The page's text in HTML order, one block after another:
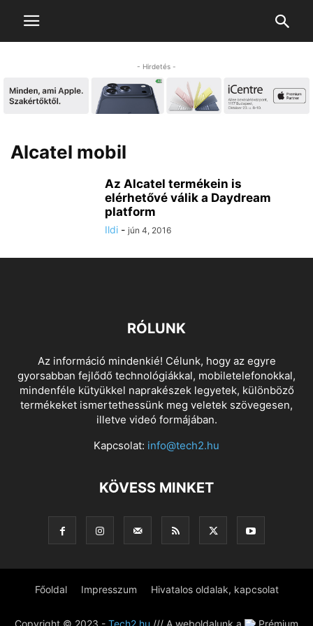
- Hirdetés -
Alcatel mobil
Az Alcatel termékein is
elérhetővé válik a Daydream
platform
Ildi - jún 4, 2016
RÓLUNK
Az információ mindenkié! Célunk, hogy az egyre
gyorsabban fejlődő technológiákkal, mobiletelefonokkal,
mindenféle kütyükkel naprakészek legyetek, különböző
termékeket ismertethessünk meg veletek szövegesen,
illetve videó formájában.
Kapcsolat: info@tech2.hu
KÖVESS MINKET
Főoldal Impresszum Hivatalos oldalak, kapcsolat